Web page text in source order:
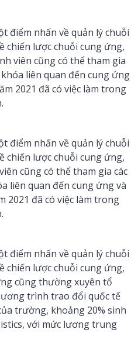
điểm nhấn về quản lý chuỗi
chiến lược chuỗi cung ứng,
viên cũng có thể tham gia
liên quan đến cung ứng
2021 đã có việc làm trong
điểm nhấn về quản lý chuỗi
chiến lược chuỗi cung ứng,
cũng có thể tham gia các
liên quan đến cung ứng và
2021 đã có việc làm trong
điểm nhấn về quản lý chuỗi
chiến lược chuỗi cung ứng,
cũng thường xuyên tổ
trình trao đổi quốc tế
trường, khoảng 20% sinh
với mức lương trung